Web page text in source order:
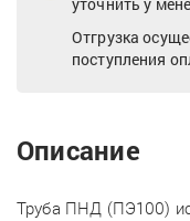
Отгрузка
поступления
Описание
Труба ПНД (ПЭ100)